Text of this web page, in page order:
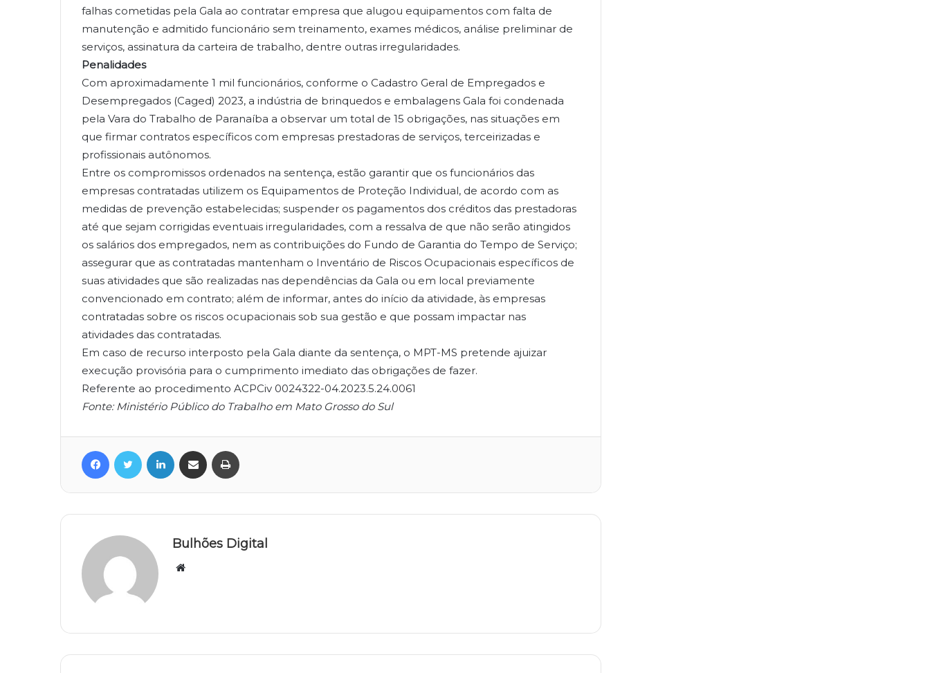
falhas cometidas pela Gala ao contratar empresa que alugou equipamentos com falta de
manutenção e admitido funcionário sem treinamento, exames médicos, análise preliminar de
serviços, assinatura da carteira de trabalho, dentre outras irregularidades.
Penalidades
Com aproximadamente 1 mil funcionários, conforme o Cadastro Geral de Empregados e
Desempregados (Caged) 2023, a indústria de brinquedos e embalagens Gala foi condenada
pela Vara do Trabalho de Paranaíba a observar um total de 15 obrigações, nas situações em
que firmar contratos específicos com empresas prestadoras de serviços, terceirizadas e
profissionais autônomos.
Entre os compromissos ordenados na sentença, estão garantir que os funcionários das
empresas contratadas utilizem os Equipamentos de Proteção Individual, de acordo com as
medidas de prevenção estabelecidas; suspender os pagamentos dos créditos das prestadoras
até que sejam corrigidas eventuais irregularidades, com a ressalva de que não serão atingidos
os salários dos empregados, nem as contribuições do Fundo de Garantia do Tempo de Serviço;
assegurar que as contratadas mantenham o Inventário de Riscos Ocupacionais específicos de
suas atividades que são realizadas nas dependências da Gala ou em local previamente
convencionado em contrato; além de informar, antes do início da atividade, às empresas
contratadas sobre os riscos ocupacionais sob sua gestão e que possam impactar nas
atividades das contratadas.
Em caso de recurso interposto pela Gala diante da sentença, o MPT-MS pretende ajuizar
execução provisória para o cumprimento imediato das obrigações de fazer.
Referente ao procedimento ACPCiv 0024322-04.2023.5.24.0061
Fonte: Ministério Público do Trabalho em Mato Grosso do Sul
FacebookTwitter Linkedin Compartilhar via e-mail
Bulhões Digital
Website